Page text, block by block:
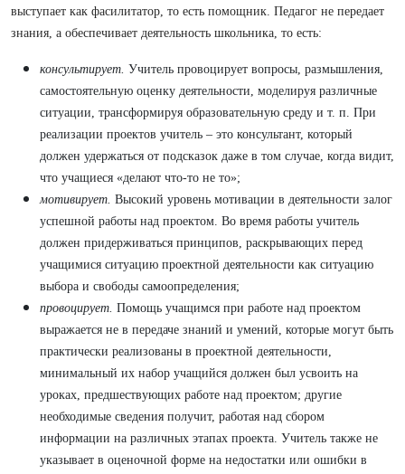
выступает как фасилитатор, то есть помощник. Педагог не передает
знания, а обеспечивает деятельность школьника, то есть:
консультирует. Учитель провоцирует вопросы, размышления,
самостоятельную оценку деятельности, моделируя различные
ситуации, трансформируя образовательную среду и т. п. При
реализации проектов учитель – это консультант, который
должен удержаться от подсказок даже в том случае, когда видит,
что учащиеся «делают что-то не то»;
мотивирует. Высокий уровень мотивации в деятельности залог
успешной работы над проектом. Во время работы учитель
должен придерживаться принципов, раскрывающих перед
учащимися ситуацию проектной деятельности как ситуацию
выбора и свободы самоопределения;
провоцирует. Помощь учащимся при работе над проектом
выражается не в передаче знаний и умений, которые могут быть
практически реализованы в проектной деятельности,
минимальный их набор учащийся должен был усвоить на
уроках, предшествующих работе над проектом; другие
необходимые сведения получит, работая над сбором
информации на различных этапах проекта. Учитель также не
указывает в оценочной форме на недостатки или ошибки в